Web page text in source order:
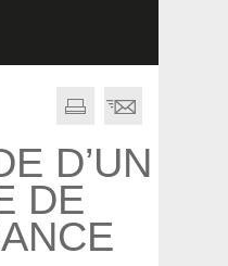
D’UN
DE